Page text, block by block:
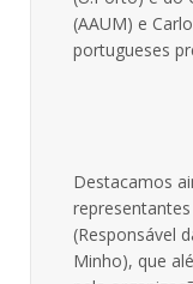
(AAUM) e
portugueses
Destacamos
(Responsável
Minho), que